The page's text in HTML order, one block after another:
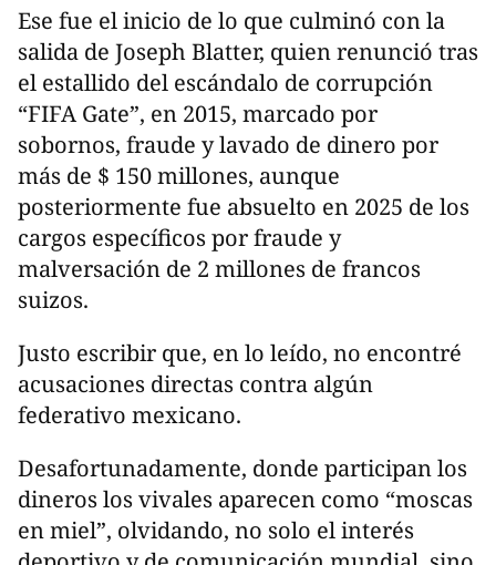
Ese fue el inicio de lo que culminó con la
salida de Joseph Blatter, quien renunció tras
el estallido del escándalo de corrupción
“FIFA Gate”, en 2015, marcado por
sobornos, fraude y lavado de dinero por
más de $ 150 millones, aunque
posteriormente fue absuelto en 2025 de los
cargos específicos por fraude y
malversación de 2 millones de francos
suizos.
Justo escribir que, en lo leído, no encontré
acusaciones directas contra algún
federativo mexicano.
Desafortunadamente, donde participan los
dineros los vivales aparecen como “moscas
en miel”, olvidando, no solo el interés